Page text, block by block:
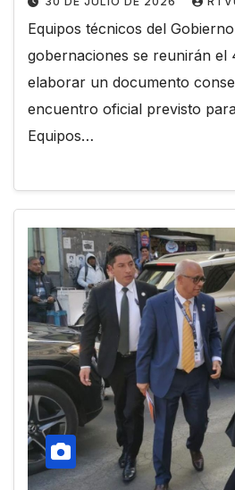
Equipos técnicos del
gobernaciones se reunirán el
elaborar un documento
encuentro oficial previsto
Equipos…